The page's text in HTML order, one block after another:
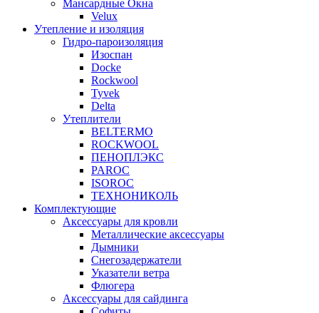
Мансардные Окна
Velux
Утепление и изоляция
Гидро-пароизоляция
Изоспан
Docke
Rockwool
Tyvek
Delta
Утеплители
BELTERMO
ROCKWOOL
ПЕНОПЛЭКС
PAROC
ISOROC
ТЕХНОНИКОЛЬ
Комплектующие
Аксессуары для кровли
Металлические аксессуары
Дымники
Снегозадержатели
Указатели ветра
Флюгера
Аксессуары для сайдинга